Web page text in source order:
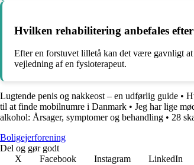
Hvilken rehabilitering anbefales
Efter en forstuvet lilletå kan det være gavnligt
vejledning af en fysioterapeut.
Lugtende penis og nakkeost – en udførlig guide •
til at finde mobilnumre i Danmark • Jeg har lige
alkohol: Årsager, symptomer og behandling • 28
Boligejerforening
Del og gør godt
X
Facebook Instagram LinkedIn